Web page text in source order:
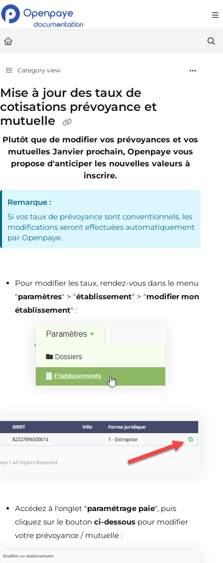
Documentation Index
Fetch the complete documentation index at: https://
Use this file to discover all available pages before exploring further.
Category view
Mise à jour des taux de
cotisations prévoyance et
mutuelle
Plutôt que de modifier vos prévoyances et vos
mutuelles Janvier prochain, Openpaye vous
propose d'anticiper les nouvelles valeurs à
inscrire.
Remarque :
Si vos taux de prévoyance sont conventionnels, les
modifications seront effectuées automatiquement
par Openpaye.
Pour modifier les taux, rendez-vous dans le menu
"paramètres" > "établissement" > "modifier mon
établissement" :
Accédez à l'onglet "paramétrage paie", puis
cliquez sur le bouton ci-dessous pour modifier
votre prévoyance / mutuelle :